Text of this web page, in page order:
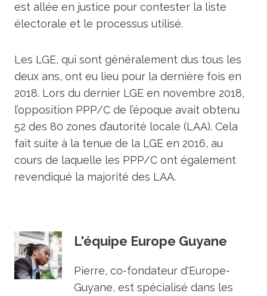
est allée en justice pour contester la liste
électorale et le processus utilisé.
Les LGE, qui sont généralement dus tous les
deux ans, ont eu lieu pour la dernière fois en
2018. Lors du dernier LGE en novembre 2018,
l’opposition PPP/C de l’époque avait obtenu
52 des 80 zones d’autorité locale (LAA). Cela
fait suite à la tenue de la LGE en 2016, au
cours de laquelle les PPP/C ont également
revendiqué la majorité des LAA.
L'équipe Europe Guyane
Pierre, co-fondateur d'Europe-
Guyane, est spécialisé dans les